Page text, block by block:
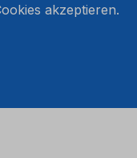
akzeptieren.